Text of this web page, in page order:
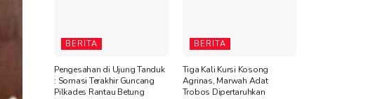
BERITA
Pengesahan di Ujung Tanduk
: Somasi Terakhir Guncang
Pilkades Rantau Betung
BERITA
Tiga Kali Kursi Kosong
Agrinas, Marwah Adat
Trobos Dipertaruhkan